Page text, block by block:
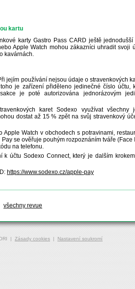
kartu
karty Gastro Pass CARD ještě
Apple Watch mohou zákazníci uhradit svoji
kavárnách.
jejím používání nejsou údaje o stravenkových
je zařízení přiděleno jedinečné číslo účtu,
je poté autorizována jednorázovým
karet Sodexo využívat všechny
dostat až 15 % zpět na svůj stravenkový
Watch v obchodech s potravinami,
se ověřuje pouhým rozpoznáním tváře
na telefonu.
účtu Sodexo Connect, který je dalším
https://www.sodexo.cz/apple-pay
všechny revue
| Zásady cookies | Nastavení soukromí